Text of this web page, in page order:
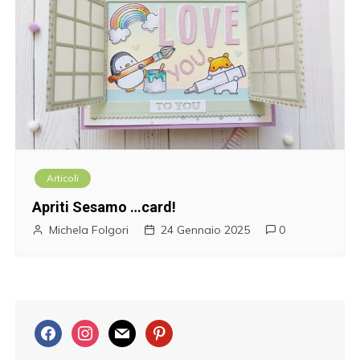
Articoli
Apriti Sesamo …card!
Michela Folgori 24 Gennaio 2025 0
f
a
i
n
m
a
p